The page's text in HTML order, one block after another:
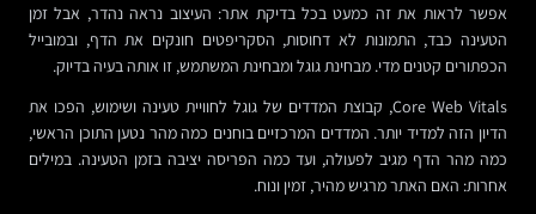
אפשר לראות את זה כמעט בכל בדיקת אתר: העיצוב נראה נהדר, אבל זמן
הטעינה כבד, התמונות לא דחוסות, הסקריפטים חונקים את הדף, ובמובייל
הכפתורים קטנים מדי. מבחינת גוגל ומבחינת המשתמש, זו אותה בעיה בדיוק.
Core Web Vitals, קבוצת המדדים של גוגל לחוויית טעינה ושימוש, הפכו את
הדיון הזה למדיד יותר. המדדים המרכזיים בוחנים כמה מהר נטען התוכן הראשי,
כמה מהר הדף מגיב לפעולה, ועד כמה הפריסה יציבה בזמן הטעינה. במילים
אחרות: האם האתר מרגיש מהיר, זמין ונוח.